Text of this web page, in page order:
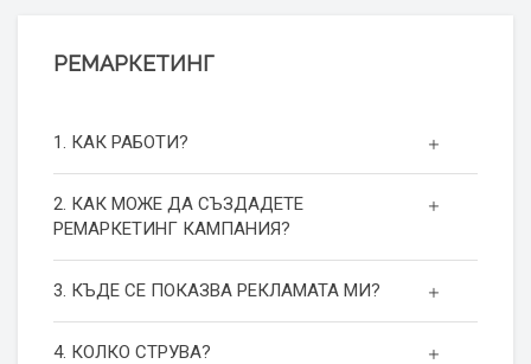
РЕМАРКЕТИНГ
1. КАК РАБОТИ?
2. КАК МОЖЕ ДА СЪЗДАДЕТЕ
РЕМАРКЕТИНГ КАМПАНИЯ?
3. КЪДЕ СЕ ПОКАЗВА РЕКЛАМАТА МИ?
4. КОЛКО СТРУВА?